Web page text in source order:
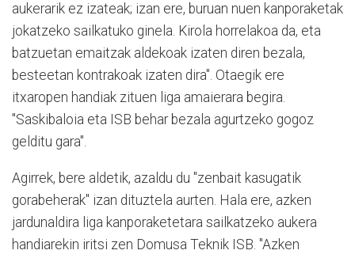
aukerarik ez izateak; izan ere, buruan nuen kanporaketak
jokatzeko sailkatuko ginela. Kirola horrelakoa da, eta
batzuetan emaitzak aldekoak izaten diren bezala,
besteetan kontrakoak izaten dira". Otaegik ere
itxaropen handiak zituen liga amaierara begira.
"Saskibaloia eta ISB behar bezala agurtzeko gogoz
gelditu gara".
Agirrek, bere aldetik, azaldu du "zenbait kasugatik
gorabeherak" izan dituztela aurten. Hala ere, azken
jardunaldira liga kanporaketetara sailkatzeko aukera
handiarekin iritsi zen Domusa Teknik ISB. "Azken